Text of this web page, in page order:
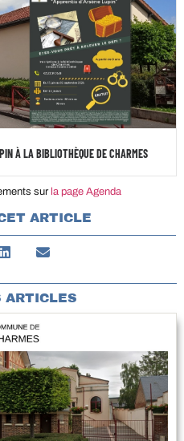
À LA BIBLIOTHÈQUE DE CHARMES
sur la page Agenda
ARTICLE
ARTICLES